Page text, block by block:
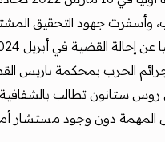
وأسفرت جهود التحقيق
الحرب بمحكمة باريس
ستانون تطالب
المهمة دون وجود مستشار